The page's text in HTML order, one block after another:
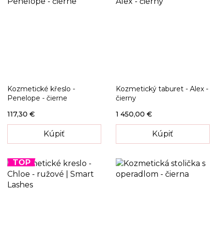
Kozmetické křeslo -
Penelope - čierne
117,30 €
Kúpiť
Kozmetický taburet - Alex -
čierny
1 450,00 €
Kúpiť
TOP